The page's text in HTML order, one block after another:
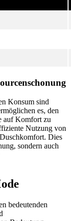
Konsum sind
es, den
auf Komfort zu
Nutzung von
Dies
sondern auch
bedeutenden